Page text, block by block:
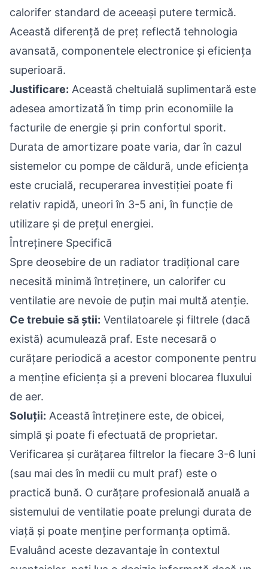
calorifer standard de aceeași putere termică.
Această diferență de preț reflectă tehnologia
avansată, componentele electronice și eficiența
superioară.
Justificare: Această cheltuială suplimentară este
adesea amortizată în timp prin economiile la
facturile de energie și prin confortul sporit.
Durata de amortizare poate varia, dar în cazul
sistemelor cu pompe de căldură, unde eficiența
este crucială, recuperarea investiției poate fi
relativ rapidă, uneori în 3-5 ani, în funcție de
utilizare și de prețul energiei.
Întreținere Specifică
Spre deosebire de un radiator tradițional care
necesită minimă întreținere, un calorifer cu
ventilatie are nevoie de puțin mai multă atenție.
Ce trebuie să știi: Ventilatoarele și filtrele (dacă
există) acumulează praf. Este necesară o
curățare periodică a acestor componente pentru
a menține eficiența și a preveni blocarea fluxului
de aer.
Soluții: Această întreținere este, de obicei,
simplă și poate fi efectuată de proprietar.
Verificarea și curățarea filtrelor la fiecare 3-6 luni
(sau mai des în medii cu mult praf) este o
practică bună. O curățare profesională anuală a
sistemului de ventilatie poate prelungi durata de
viață și poate menține performanța optimă.
Evaluând aceste dezavantaje în contextul